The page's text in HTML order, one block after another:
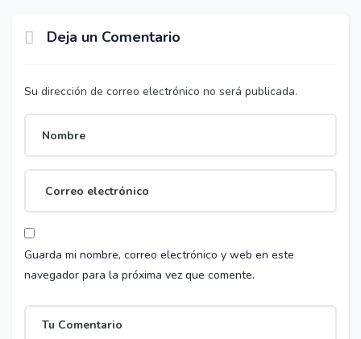
Deja un Comentario
Su dirección de correo electrónico no será publicada.
Guarda mi nombre, correo electrónico y web en este
navegador para la próxima vez que comente.